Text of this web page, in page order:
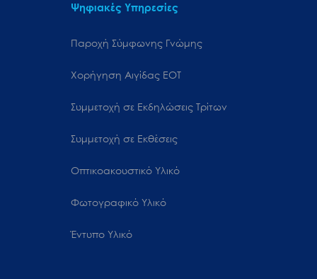
Ψηφιακές Υπηρεσίες
Παροχή Σύμφωνης Γνώμης
Χορήγηση Αιγίδας ΕΟΤ
Συμμετοχή σε Εκδηλώσεις Τρίτων
Συμμετοχή σε Εκθέσεις
Οπτικοακουστικό Υλικό
Φωτογραφικό Υλικό
Έντυπο Υλικό